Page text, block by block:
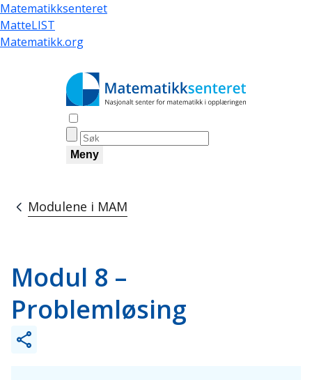
Hopp
til
hovedinnhold
Matematikksenteret
MatteLIST
Matematikk.org
Meny
Navigasjonssti
Modulene i MAM
Modul 8 –
Problemløsing